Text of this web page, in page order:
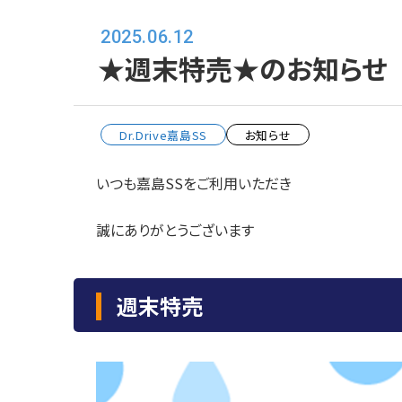
2025.06.12
★週末特売★のお知ら
Dr.Drive嘉島SS お知らせ
いつも嘉島SSをご利用いただき
誠にありがとうございます
週末特売